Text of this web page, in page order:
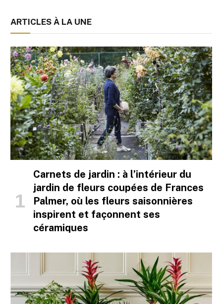
ARTICLES À LA UNE
Carnets de jardin : à l’intérieur du
jardin de fleurs coupées de Frances
Palmer, où les fleurs saisonnières
inspirent et façonnent ses
céramiques